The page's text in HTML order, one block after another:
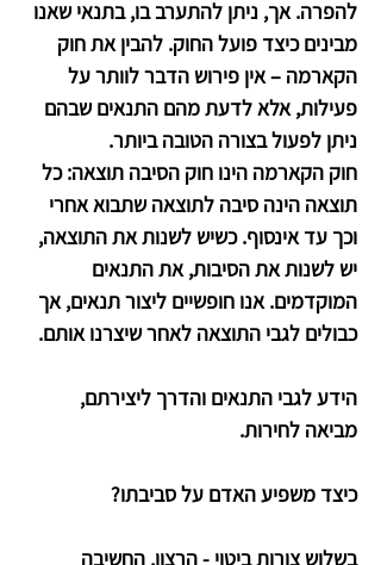
להפרה. אך, ניתן להתערב בו, בתנאי שאנו
מבינים כיצד פועל החוק. להבין את חוק
הקארמה – אין פירוש הדבר לוותר על
פעילות, אלא לדעת מהם התנאים שבהם
ניתן לפעול בצורה הטובה ביותר.
חוק הקארמה הינו חוק הסיבה תוצאה: כל
תוצאה הינה סיבה לתוצאה שתבוא אחרי
וכך עד אינסוף. כשיש לשנות את התוצאה,
יש לשנות את הסיבות, את התנאים
המוקדמים. אנו חופשיים ליצור תנאים, אך
כבולים לגבי התוצאה לאחר שיצרנו אותם.
הידע לגבי התנאים והדרך ליצירתם,
מביאה לחירות.
כיצד משפיע האדם על סביבתו?
בשלוש צורות ביטוי - הרצון, החשיבה